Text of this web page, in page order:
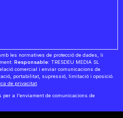
les normatives de protecció de dades, li
Responsable: TRESDEU MEDIA SL
comercial i enviar comunicacions de
portabilitat, supressió, limitació i oposició.
de privacitat
per a l'enviament de comunicacions de